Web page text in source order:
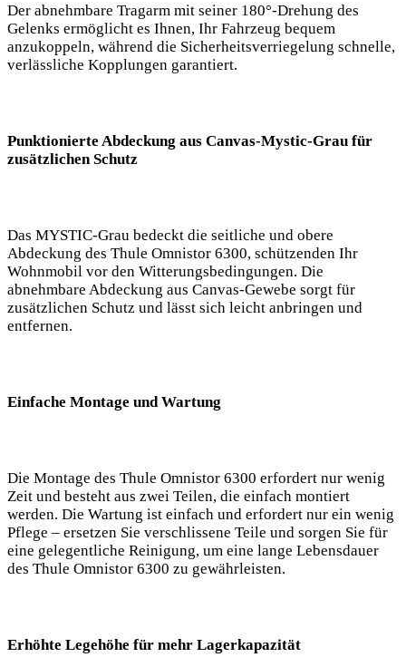
Der abnehmbare Tragarm mit seiner 180°-Drehung des
Gelenks⁢ ermöglicht es⁢ Ihnen,​ Ihr Fahrzeug bequem
anzukoppeln,‍ während die Sicherheitsverriegelung schnelle,
verlässliche Kopplungen garantiert.
Punktionierte Abdeckung aus Canvas-Mystic-Grau für
zusätzlichen Schutz
Das MYSTIC-Grau bedeckt die seitliche und obere
Abdeckung des Thule Omnistor 6300, schützenden Ihr
Wohnmobil vor ⁤den Witterungsbedingungen. Die
abnehmbare Abdeckung aus ⁤Canvas-Gewebe sorgt für
zusätzlichen Schutz und lässt sich leicht anbringen und
entfernen.
Einfache Montage und Wartung
Die Montage ‌des ⁤Thule Omnistor‌ 6300 erfordert nur wenig
Zeit und besteht aus zwei Teilen, die ⁤einfach ⁤montiert
werden.​ Die Wartung ist einfach und erfordert ‍nur ein wenig
Pflege – ersetzen Sie verschlissene Teile und sorgen⁢ Sie für⁣
eine gelegentliche Reinigung, um eine lange Lebensdauer
des Thule Omnistor 6300 zu gewährleisten.
Erhöhte Legehöhe‍ für mehr Lagerkapazität